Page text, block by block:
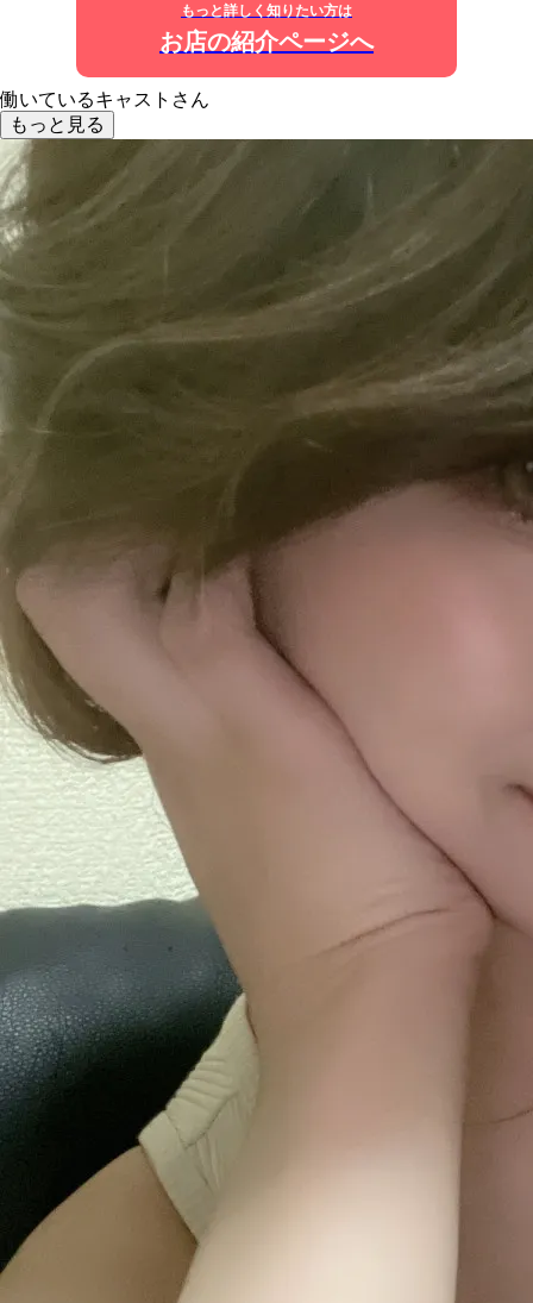
もっと詳しく知りたい方は
お店の紹介ページへ
働いているキャストさん
もっと見る